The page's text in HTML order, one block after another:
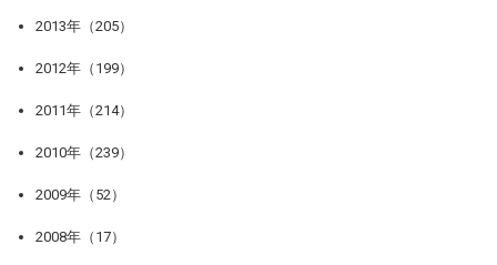
2013年（205）
2012年（199）
2011年（214）
2010年（239）
2009年（52）
2008年（17）